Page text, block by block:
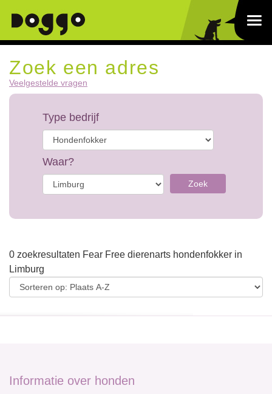
Zoek een adres
Veelgestelde vragen
Type bedrijf
Waar?
Zoek
0 zoekresultaten Fear Free dierenarts hondenfokker in
Limburg
Informatie over honden